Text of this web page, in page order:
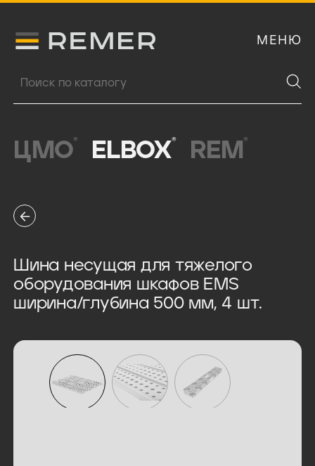
Логитип компании Remer МЕНЮ
Поиск продукции
ЦМО® ELBOX® REM ®
Шина несущая для тяжелого
оборудования шкафов EMS
ширина/глубина 500 мм, 4 шт.